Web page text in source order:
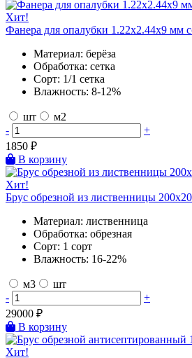
Хит!
Фанера для опалубки 1.22х2.44х9 мм
Материал: берёза
Обработка: сетка
Сорт: 1/1 сетка
Влажность: 8-12%
шт
м2
-
+
1850 ₽
В корзину
Хит!
Брус обрезной из лиственницы
Материал: лиственница
Обработка: обрезная
Сорт: 1 сорт
Влажность: 16-22%
м3
шт
-
+
29000 ₽
В корзину
Хит!